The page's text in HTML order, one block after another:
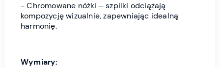
- Chromowane nóżki – szpilki odciążają
kompozycję wizualnie, zapewniając idealną
harmonię.
Wymiary: